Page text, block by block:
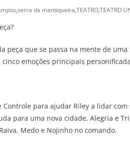
,serra da mantiqueira,TEATRO,TEATRO
peça que se passa na mente de
emoções principais
para ajudar Riley a lidar com
para uma nova cidade, Alegria e
Medo e Nojinho no comando.